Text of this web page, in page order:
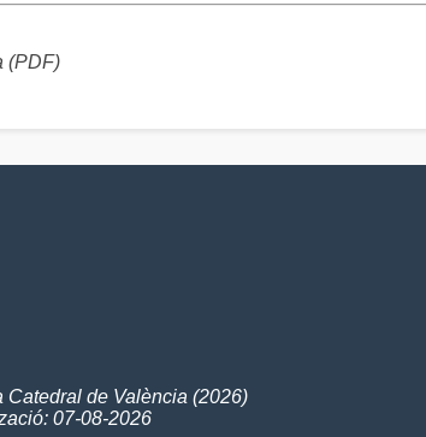
(PDF)
de València (2026)
07-08-2026